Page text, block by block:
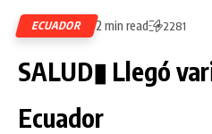
ECUADOR 2 min read 2281
SALUD▮ Llegó
Ecuador